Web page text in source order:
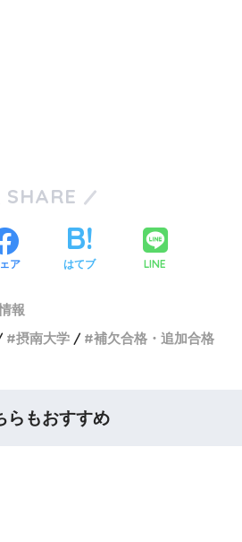
SHARE
ア はてブ LINE
報
摂南大学 補欠合格・追加合格
らもおすすめ